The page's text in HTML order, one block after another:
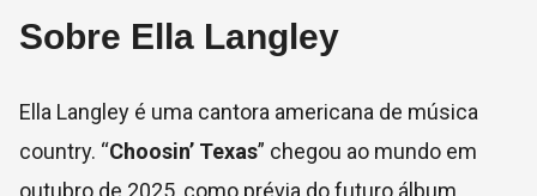
Sobre Ella Langley
Ella Langley é uma cantora americana de música
country. “Choosin’ Texas” chegou ao mundo em
outubro de 2025, como prévia do futuro álbum